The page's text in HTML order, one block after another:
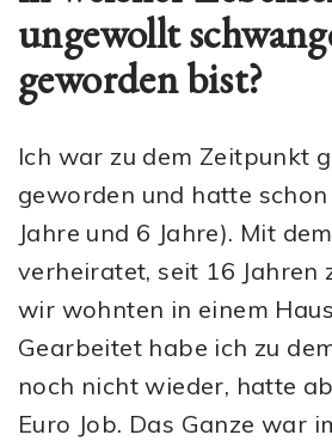
ungewollt
geworden bist?
Ich war zu dem Zeitpunkt
geworden und hatte schon
Jahre und 6 Jahre). Mit
verheiratet, seit 16 Jahren
wir wohnten in einem
Gearbeitet habe ich zu
noch nicht wieder, hatte
Euro Job. Das Ganze war